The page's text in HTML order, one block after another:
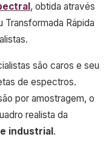
, obtida através
Transformada Rápida
são caros e seu
de espectros.
por amostragem, o
realista da
industrial.